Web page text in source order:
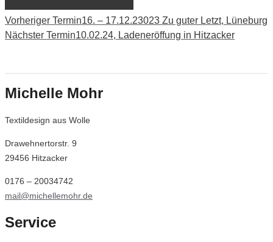
Vorheriger Termin16. – 17.12.23023 Zu guter Letzt, Lüneburg
Nächster Termin10.02.24, Ladeneröffung in Hitzacker
Michelle Mohr
Textildesign aus Wolle
Drawehnertorstr. 9
29456 Hitzacker
0176 – 20034742
mail@michellemohr.de
Service